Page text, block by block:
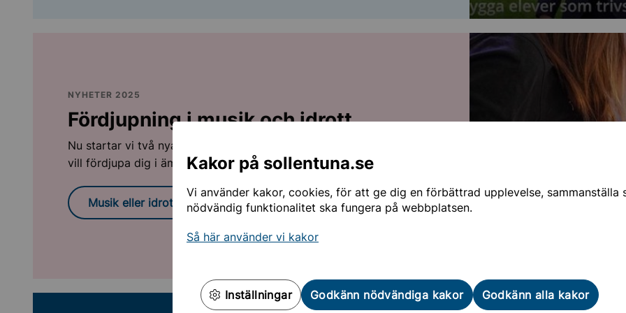
Kakor på sollentuna.se
Vi använder kakor, cookies, för att ge dig en förbättrad upplevelse,
nödvändig funktionalitet ska fungera på webbplatsen.
Så här använder vi kakor
Inställningar Godkänn nödvändiga kakor Godkänn alla kakor
NYHETER 2025
Fördjupning i musik och idrott
Nu startar vi två nya inriktningar på Edsbergsskolan - för dig som
vill fördjupa dig i ämnet musik eller idrott.
Musik eller idrott - fördjupningar